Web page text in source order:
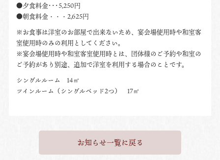
●夕食料金･･･5,250円
●朝食料金・・・2,625円
※お食事は洋室のお部屋で出来ないため、宴会場使用時や和室客
室使用時のみの利用としてください。
※宴会場使用時や和室客室使用時とは、団体様のご予約や和室の
ご予約があり別途、追加で洋室を利用する場合のことです。
シングルルーム 14㎡
ツインルーム（シングルベッド2つ） 17㎡
お知らせ一覧に戻る